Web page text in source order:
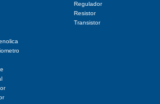
Regulador
Resistor
Transistor